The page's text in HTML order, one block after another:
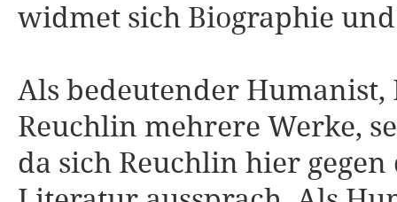
widmet sich Biographie
Als bedeutender
Reuchlin mehrere Werke,
da sich Reuchlin hier